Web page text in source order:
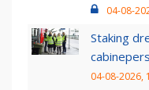
04-08-
Staking
04-08-2026,